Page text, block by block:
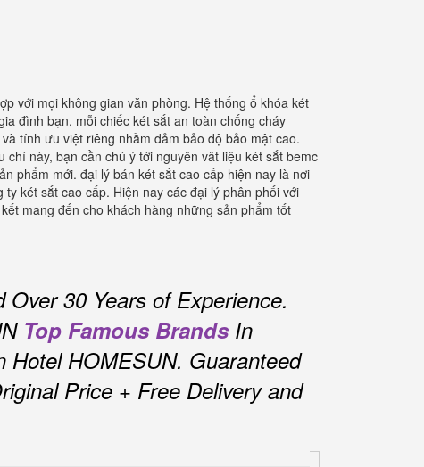
với mọi không gian văn phòng. Hệ thống ổ khóa két
đình bạn, mỗi chiếc két sắt an toàn chống cháy
tính ưu việt riêng nhằm đảm bảo độ bảo mật cao.
này, bạn cần chú ý tới nguyên vât liệu két sắt bemc
phẩm mới. đại lý bán két sắt cao cấp hiện nay là nơi
két sắt cao cấp. Hiện nay các đại lý phân phối với
mang đến cho khách hàng những sản phẩm tốt
30 Years of Experience.
Top Famous Brands In
Hotel HOMESUN. Guaranteed
Price + Free Delivery and